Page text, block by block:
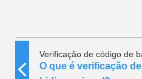
Verificação de código de
O que é verificação